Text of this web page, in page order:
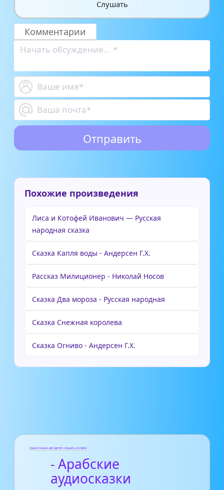
Слушать
Комментарии
Похожие произведения
Лиса и Котофей Иванович — Русская
народная сказка
Сказка Капля воды - Андерсен Г.Х.
Рассказ Милиционер - Николай Носов
Сказка Два мороза - Русская народная
Сказка Снежная королева
Сказка Огниво - Андерсен Г.Х.
Аудиосказки для детей слушать онлайн
- Арабские
аудиосказки